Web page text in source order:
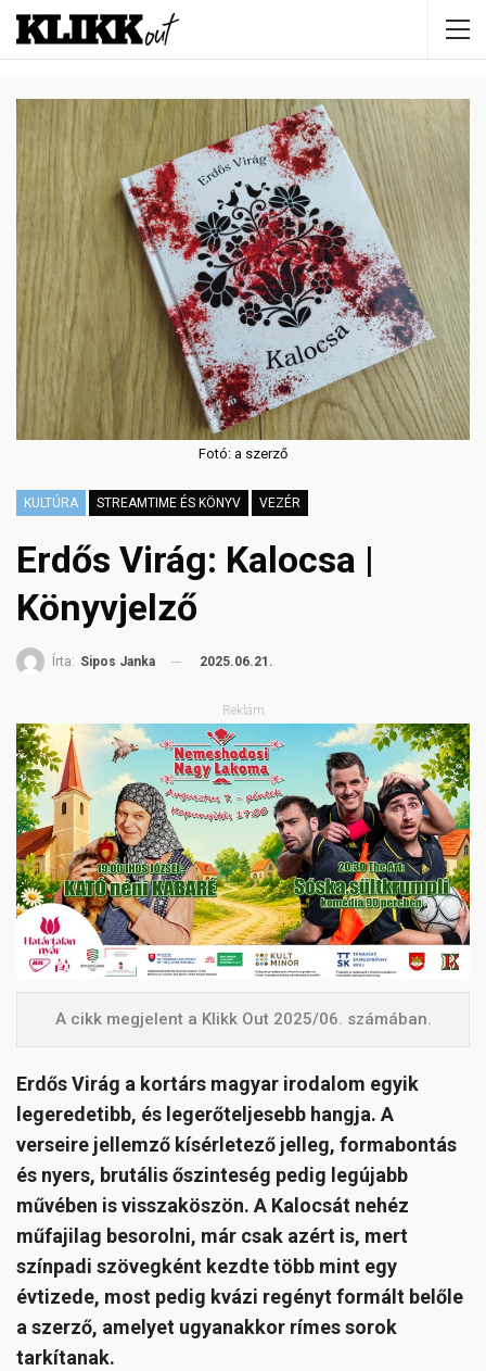
Fotó: a szerző
KULTÚRA STREAMTIME ÉS KÖNYV VEZÉR
Erdős Virág: Kalocsa |
Könyvjelző
Írta: Sipos Janka 2025.06.21.
Reklám
A cikk megjelent a Klikk Out 2025/06. számában.
Erdős Virág a kortárs magyar irodalom egyik
legeredetibb, és legerőteljesebb hangja. A
verseire jellemző kísérletező jelleg, formabontás
és nyers, brutális őszinteség pedig legújabb
művében is visszaköszön. A Kalocsát nehéz
műfajilag besorolni, már csak azért is, mert
színpadi szövegként kezdte több mint egy
évtizede, most pedig kvázi regényt formált belőle
a szerző, amelyet ugyanakkor rímes sorok
tarkítanak.